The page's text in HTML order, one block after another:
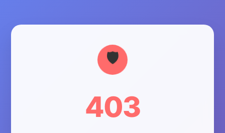
403